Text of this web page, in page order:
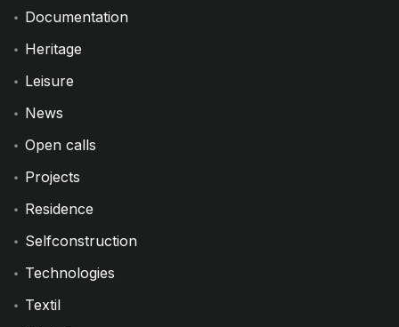
Documentation
Heritage
Leisure
News
Open calls
Projects
Residence
Selfconstruction
Technologies
Textil